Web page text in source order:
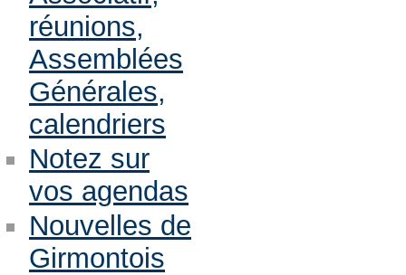
réunions,
Assemblées
Générales,
calendriers
Notez sur
vos agendas
Nouvelles de
Girmontois